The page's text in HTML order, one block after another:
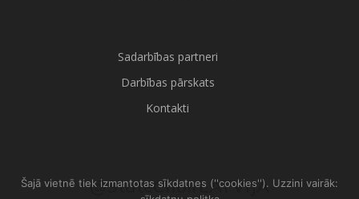
Sadarbības partneri
Darbības pārskats
Kontakti
@StateChoirLATVIJA
Šajā vietnē tiek izmantotas sīkdatnes (''cookies''). Uzzini vairāk: